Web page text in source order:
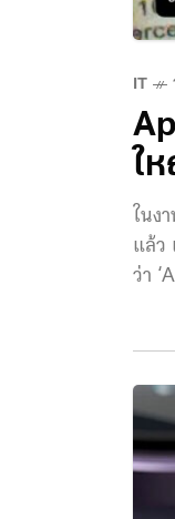
IT
ใ
ในง
แล้ว
ว่า